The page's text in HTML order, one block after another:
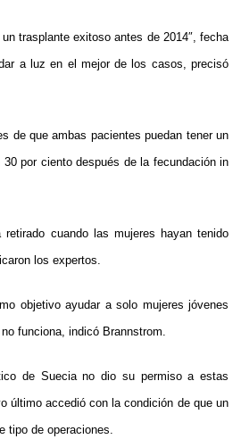
trasplante exitoso antes de 2014″, fecha
a luz en el mejor de los casos, precisó
de que ambas pacientes puedan tener un
por ciento después de la fecundación in
retirado cuando las mujeres hayan tenido
los expertos.
objetivo ayudar a solo mujeres jóvenes
funciona, indicó Brannstrom.
de Suecia no dio su permiso a estas
último accedió con la condición de que un
tipo de operaciones.